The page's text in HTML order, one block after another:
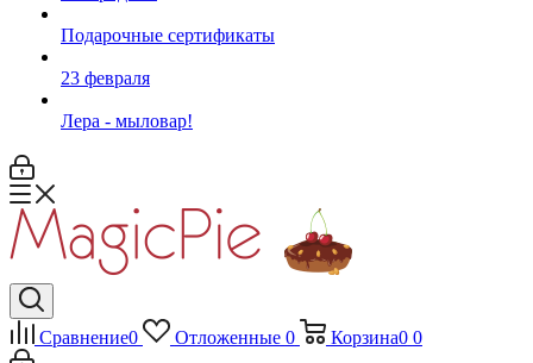
Подарочные сертификаты
23 февраля
Лера - мыловар!
Сравнение0 Отложенные 0 Корзина0 0